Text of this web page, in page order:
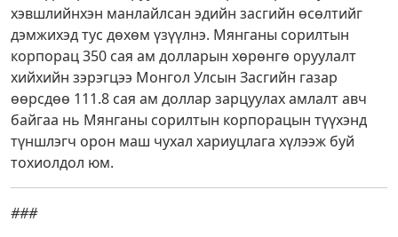
хэвшлийнхэн манлайлсан эдийн засгийн өсөлтийг
дэмжихэд тус дөхөм үзүүлнэ. Мянганы сорилтын
корпорац 350 сая ам долларын хөрөнгө оруулалт
хийхийн зэрэгцээ Монгол Улсын Засгийн газар
өөрсдөө 111.8 сая ам доллар зарцуулах амлалт авч
байгаа нь Мянганы сорилтын корпорацын түүхэнд
түншлэгч орон маш чухал хариуцлага хүлээж буй
тохиолдол юм.
###